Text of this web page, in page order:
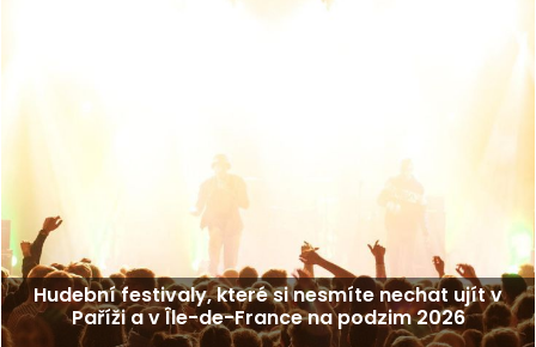
Hudební festivaly, které si nesmíte nechat ujít v
Paříži a v Île-de-France na podzim 2026